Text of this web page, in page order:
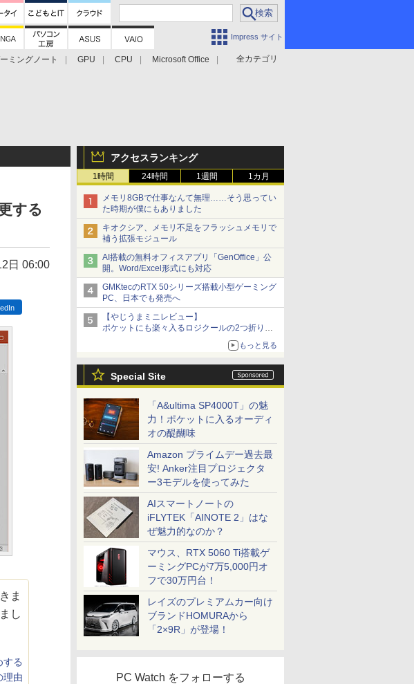
Impress サイト
全カテゴリ
ミングノート GPU CPU
Microsoft Office
アクセスランキング
1時間 24時間 1週間 1カ月
メモリ8GBで仕事なんて無理……そう思ってい
た時期が僕にもありました
キオクシア、メモリ不足をフラッシュメモリで
補う拡張モジュール
AI搭載の無料オフィスアプリ「GenOffice」公
開。Word/Excel形式にも対応
GMKtecのRTX 50シリーズ搭載小型ゲーミング
PC、日本でも発売へ
【やじうまミニレビュー】
ポケットにも楽々入るロジクールの2つ折りマ
ウス「Mobi Fold」。その気になるギミックと
もっと見る
Special Site
「A&ultima SP4000T」の魅
力！ポケットに入るオーディ
オの醍醐味
Amazon プライムデー過去最
安! Anker注目プロジェクタ
ー3モデルを使ってみた
AIスマートノートの
iFLYTEK「AINOTE 2」はな
ぜ魅力的なのか？
マウス、RTX 5060 Ti搭載ゲ
ーミングPCが7万5,000円オ
フで30万円台！
レイズのプレミアムカー向け
ブランドHOMURAから
「2×9R」が登場！
PC Watch をフォローする
する
日 06:00
ま
し
する
理由